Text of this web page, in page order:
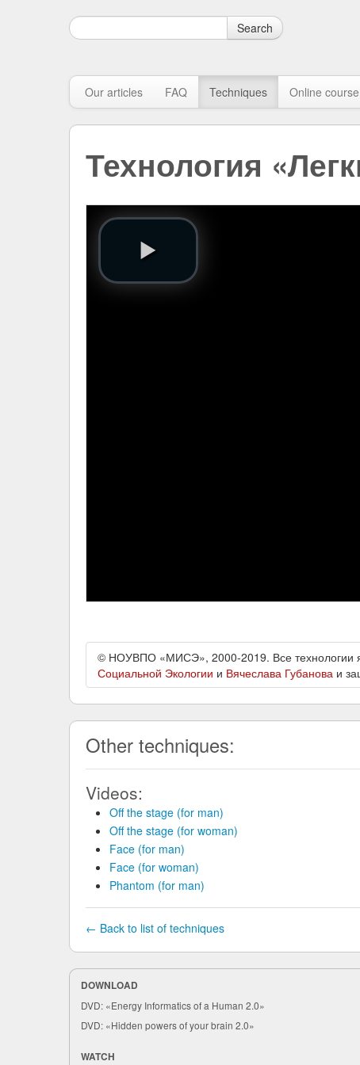
Search
Our articles FAQ Techniques Online course
Технология
© НОУВПО «МИСЭ», 2000-2019. Все технологии
Социальной Экологии и Вячеслава Губанова и
Other techniques:
Videos:
Off the stage (for man)
Off the stage (for woman)
Face (for man)
Face (for woman)
Phantom (for man)
← Back to list of techniques
DOWNLOAD
DVD: «Energy Informatics of a Human 2.0»
DVD: «Hidden powers of your brain 2.0»
WATCH